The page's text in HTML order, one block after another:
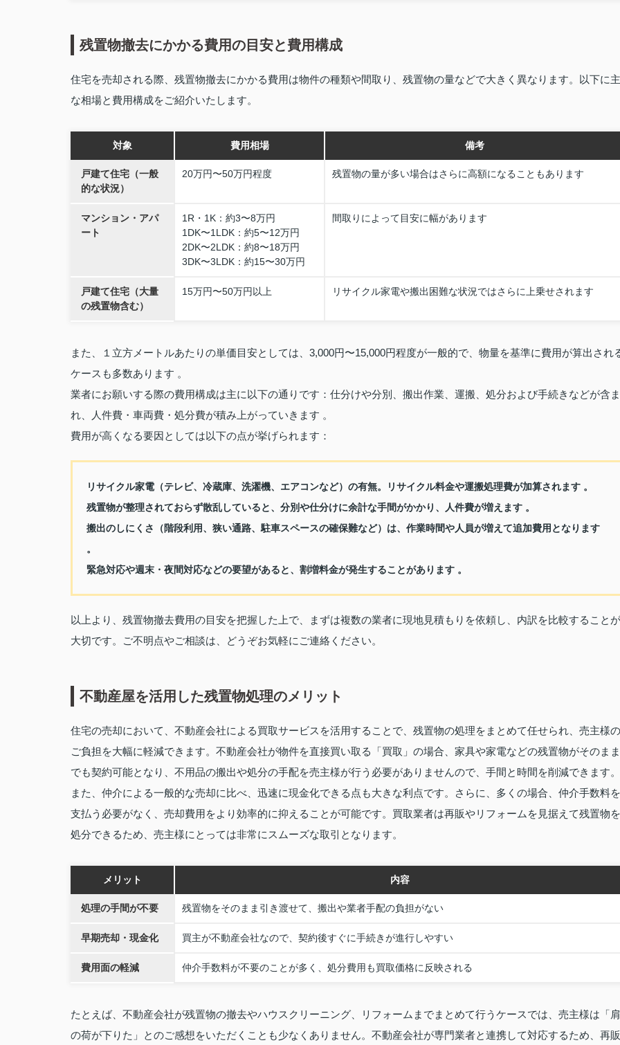
残置物撤去にかかる費用の目安と費用構成
住宅を売却される際、残置物撤去にかかる費用は物件の種類や間取り、残置物の量などで大きく異なります。以下に主
な相場と費用構成をご紹介いたします。
対象 費用相場 備考
戸建て住宅（一般
的な状況）
20万円〜50万円程度 残置物の量が多い場合はさらに高額になることもあります
マンション・アパ
ート
1R・1K：約3〜8万円
1DK〜1LDK：約5〜12万円
2DK〜2LDK：約8〜18万円
3DK〜3LDK：約15〜30万円
間取りによって目安に幅があります
戸建て住宅（大量
の残置物含む）
15万円〜50万円以上 リサイクル家電や搬出困難な状況ではさらに上乗せされます
また、１立方メートルあたりの単価目安としては、3,000円〜15,000円程度が一般的で、物量を基準に費用が算出され
ケースも多数あります 。
業者にお願いする際の費用構成は主に以下の通りです：仕分けや分別、搬出作業、運搬、処分および手続きなどが含ま
れ、人件費・車両費・処分費が積み上がっていきます 。
費用が高くなる要因としては以下の点が挙げられます：
リサイクル家電（テレビ、冷蔵庫、洗濯機、エアコンなど）の有無。リサイクル料金や運搬処理費が加算されます 。
残置物が整理されておらず散乱していると、分別や仕分けに余計な手間がかかり、人件費が増えます 。
搬出のしにくさ（階段利用、狭い通路、駐車スペースの確保難など）は、作業時間や人員が増えて追加費用となります
。
緊急対応や週末・夜間対応などの要望があると、割増料金が発生することがあります 。
以上より、残置物撤去費用の目安を把握した上で、まずは複数の業者に現地見積もりを依頼し、内訳を比較することが
大切です。ご不明点やご相談は、どうぞお気軽にご連絡ください。
不動産屋を活用した残置物処理のメリット
住宅の売却において、不動産会社による買取サービスを活用することで、残置物の処理をまとめて任せられ、売主様の
ご負担を大幅に軽減できます。不動産会社が物件を直接買い取る「買取」の場合、家具や家電などの残置物がそのまま
でも契約可能となり、不用品の搬出や処分の手配を売主様が行う必要がありませんので、手間と時間を削減できます。
また、仲介による一般的な売却に比べ、迅速に現金化できる点も大きな利点です。さらに、多くの場合、仲介手数料を
支払う必要がなく、売却費用をより効率的に抑えることが可能です。買取業者は再販やリフォームを見据えて残置物を
処分できるため、売主様にとっては非常にスムーズな取引となります。
メリット 内容
処理の手間が不要 残置物をそのまま引き渡せて、搬出や業者手配の負担がない
早期売却・現金化 買主が不動産会社なので、契約後すぐに手続きが進行しやすい
費用面の軽減 仲介手数料が不要のことが多く、処分費用も買取価格に反映される
たとえば、不動産会社が残置物の撤去やハウスクリーニング、リフォームまでまとめて行うケースでは、売主様は「肩
の荷が下りた」とのご感想をいただくことも少なくありません。不動産会社が専門業者と連携して対応するため、再販